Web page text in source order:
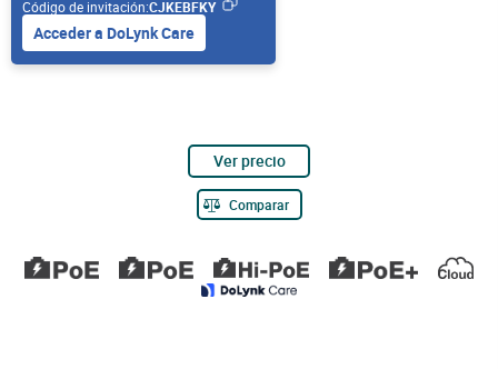
Código de invitación:CJKEBFKY
Acceder a DoLynk Care
Ver precio
Comparar